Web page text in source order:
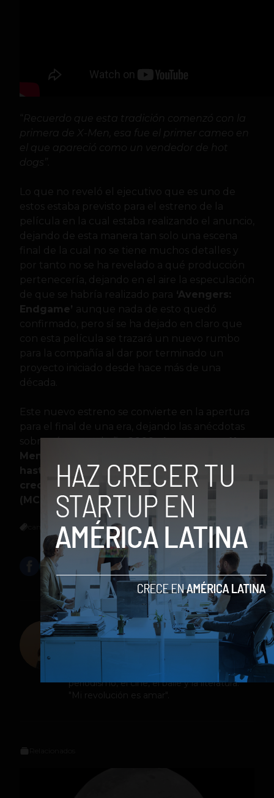
“Recuerdo que esta tradición comenzó con la
primera de X-Men, esa fue el primer cameo en
el que apareció como un vendedor de hot
dogs”.
Lo que no reveló el ejecutivo que es uno de
estos estaba previsto para el estreno de la
película en la cual estaba realizando el anuncio,
dejando de esta manera tan solo una escena
final de la cual no se tiene muchos detalles y
por tanto no se ha revelado a qué producción
pertenecería, dejando en el aire la especulación
de que se habría realizado para ‘Avengers:
Endgame’ aunque nada de esto quedó
confirmado, pero sí se ha dejado en claro que
con esta película se trazará un nuevo rumbo
para la compañía al dar por terminado un
proyecto iniciado desde hace más de una
década.
Este nuevo estreno se convierte en la apertura
para el final de una era, dejando las anécdotas
sobre cómo en el año2000 al estrenarse X-
Men, FOX realizó los primeros cameos,
hasta ser casi que un elemento clave con el
crecimiento de Marvel Cinematic Universe
(MCU)
Capitana MarvelcineMarvelStan Lee
Jeniffer Espinosa
Sonámbula, Comunicadora Social, amante
del arte, supuesto de actriz y cantante,
escritora de la vida, apasionada por el
periodismo, el cine, el baile y la literatura.
"Mi revolución es amar".